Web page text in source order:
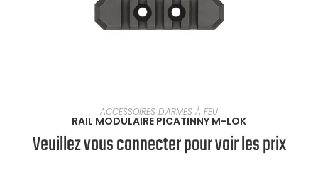
SÉLECTIONNER UNE OPTION
ACCESSOIRES D'ARMES À FEU
RAIL MODULAIRE PICATINNY M-LOK
Veuillez vous connecter pour voir les prix